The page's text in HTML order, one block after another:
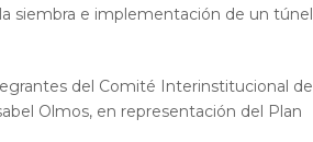
siembra e implementación de un túnel
del Comité Interinstitucional de
Olmos, en representación del Plan